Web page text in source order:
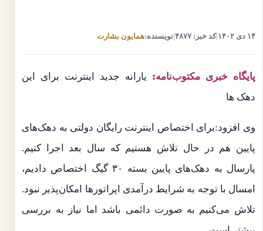
۱۴ دی ۱۴۰۲ |کد خبر: ۴۸۷۷ نویسنده:همایون بشارت
پایگاه خبری مکتوب‌نامه: یارانه جدید اینترنت برای این
دهک ها
وی افزود:‌برای اختصاص اینترنت رایگان دولتی به دهک‌های
پایین هم در حال تلاش هستیم که سال بعد اجرا کنیم.
پارسال به دهک‌های پایین بسته ۳۰ گیگ اختصاص دادیم،
امسال با توجه به شرایط درآمدی اپراتورها امکان‌پذیر نبود.
تلاش می‌کنیم به صورت دائمی باشد اما نیاز به بررسی